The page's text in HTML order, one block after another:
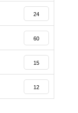
24
60
15
12